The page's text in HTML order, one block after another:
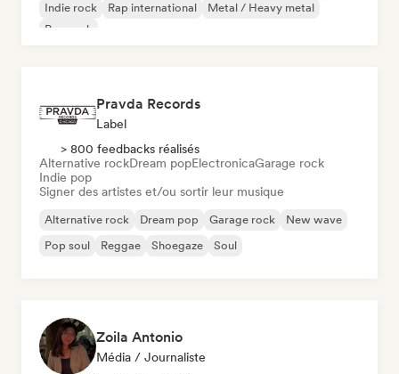
Indie rock
Rap international
Metal / Heavy metal
Pop rock
Pravda Records
Label
> 800 feedbacks réalisés
Alternative rockDream popElectronicaGarage rock
Indie pop
Signer des artistes et/ou sortir leur musique
Alternative rock Dream pop Garage rock
New wave
Pop soul
Reggae Shoegaze Soul
Zoila Antonio
Média / Journaliste